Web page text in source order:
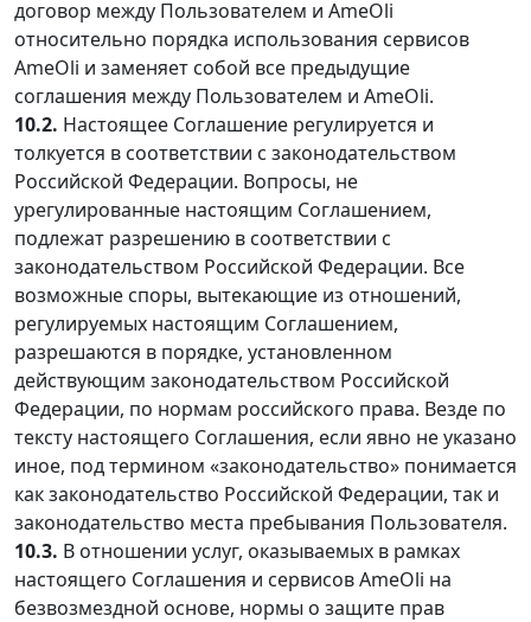
договор между Пользователем и AmeOli
относительно порядка использования сервисов
AmeOli и заменяет собой все предыдущие
соглашения между Пользователем и AmeOli.
10.2. Настоящее Соглашение регулируется и
толкуется в соответствии с законодательством
Российской Федерации. Вопросы, не
урегулированные настоящим Соглашением,
подлежат разрешению в соответствии с
законодательством Российской Федерации. Все
возможные споры, вытекающие из отношений,
регулируемых настоящим Соглашением,
разрешаются в порядке, установленном
действующим законодательством Российской
Федерации, по нормам российского права. Везде по
тексту настоящего Соглашения, если явно не указано
иное, под термином «законодательство» понимается
как законодательство Российской Федерации, так и
законодательство места пребывания Пользователя.
10.3. В отношении услуг, оказываемых в рамках
настоящего Соглашения и сервисов AmeOli на
безвозмездной основе, нормы о защите прав